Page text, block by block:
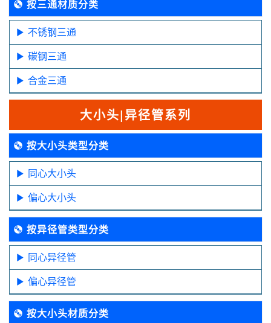
按三通材质分类
不锈钢三通
碳钢三通
合金三通
大小头|异径管系列
按大小头类型分类
同心大小头
偏心大小头
按异径管类型分类
同心异径管
偏心异径管
按大小头材质分类